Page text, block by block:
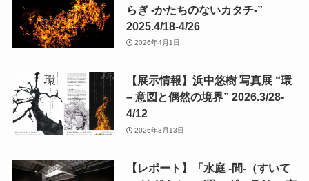
らぎ -かたちのないカタチ-”
2025.4/18-4/26
2026年4月1日
【展示情報】浜中悠樹 写真展 “環
– 意図と偶然の境界” 2026.3/28-
4/12
2026年3月13日
【レポート】「水庭 -間-（すいて